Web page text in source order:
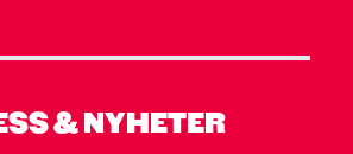
& NYHETER